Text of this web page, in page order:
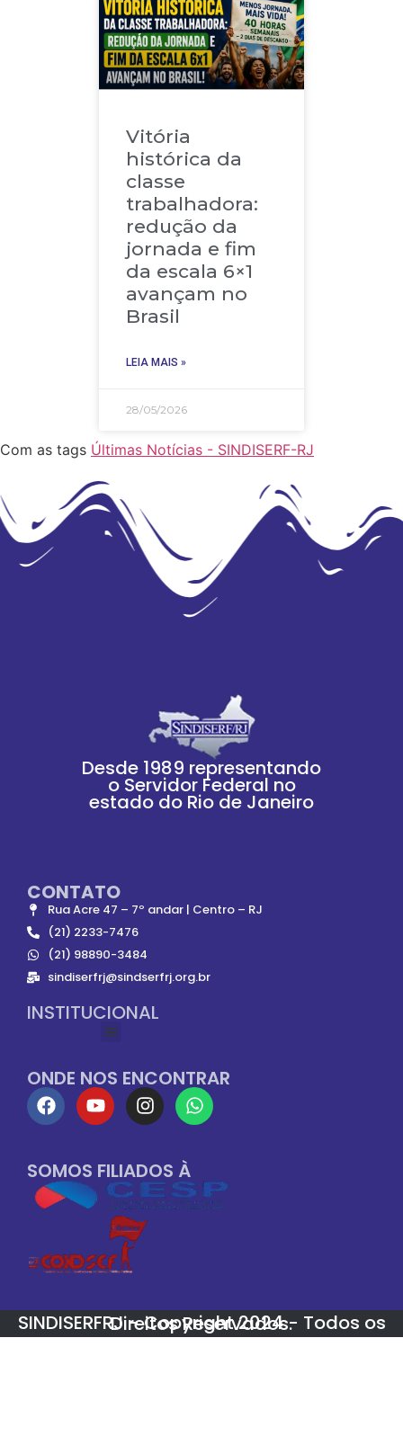
Vitória
histórica da
classe
trabalhadora:
redução da
jornada e fim
da escala 6×1
avançam no
Brasil
LEIA MAIS »
28/05/2026
Com as tags Últimas Notícias - SINDISERF-RJ
Desde 1989 representando
o Servidor Federal no
estado do Rio de Janeiro
CONTATO
Rua Acre 47 – 7º andar | Centro – RJ
(21) 2233-7476
(21) 98890-3484
sindiserfrj@sindserfrj.org.br
INSTITUCIONAL
ONDE NOS ENCONTRAR
SOMOS FILIADOS À
SINDISERFRJ - Copyright 2024 - Todos os Direitos Reservados.